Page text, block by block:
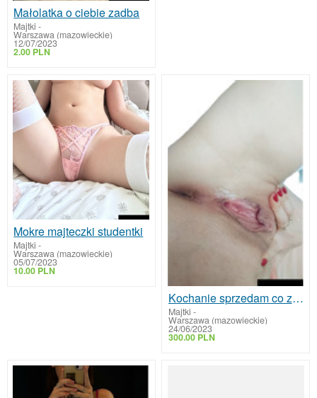
Małolatka o ciebie zadba
Majtki -
Warszawa (mazowieckie)
12/07/2023
2.00 PLN
Mokre majteczki studentki
Majtki -
Warszawa (mazowieckie)
05/07/2023
10.00 PLN
Kochanie sprzedam co zechcesz
Majtki -
Warszawa (mazowieckie)
24/06/2023
300.00 PLN